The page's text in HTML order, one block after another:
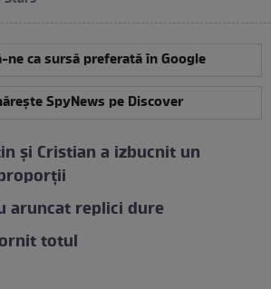
ne ca sursă preferată în Google
SpyNews pe Discover
și Cristian a izbucnit un
aruncat replici dure
totul